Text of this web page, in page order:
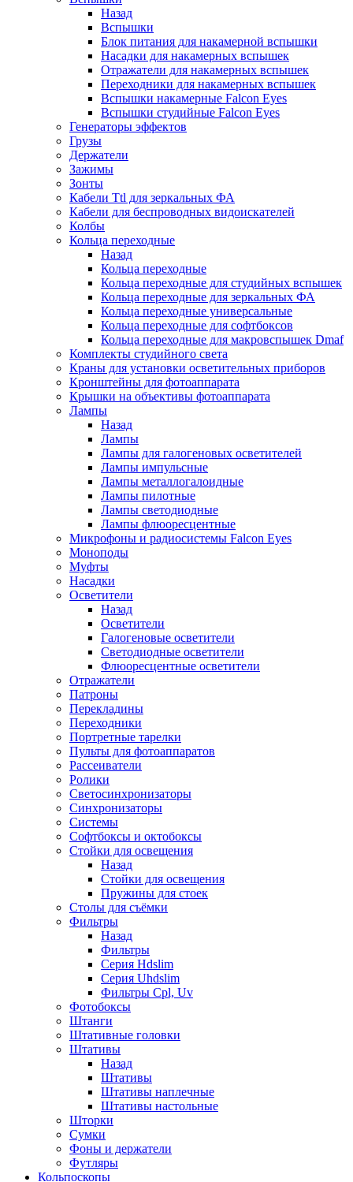
Назад
Вспышки
Блок питания для накамерной вспышки
Насадки для накамерных вспышек
Отражатели для накамерных вспышек
Переходники для накамерных вспышек
Вспышки накамерные Falcon Eyes
Вспышки студийные Falcon Eyes
Генераторы эффектов
Грузы
Держатели
Зажимы
Зонты
Кабели Ttl для зеркальных ФА
Кабели для беспроводных видоискателей
Колбы
Кольца переходные
Назад
Кольца переходные
Кольца переходные для студийных вспышек
Кольца переходные для зеркальных ФА
Кольца переходные универсальные
Кольца переходные для софтбоксов
Кольца переходные для макровспышек Dmaf
Комплекты студийного света
Краны для установки осветительных приборов
Кронштейны для фотоаппарата
Крышки на объективы фотоаппарата
Лампы
Назад
Лампы
Лампы для галогеновых осветителей
Лампы импульсные
Лампы металлогалоидные
Лампы пилотные
Лампы светодиодные
Лампы флюоресцентные
Микрофоны и радиосистемы Falcon Eyes
Моноподы
Муфты
Насадки
Осветители
Назад
Осветители
Галогеновые осветители
Светодиодные осветители
Флюоресцентные осветители
Отражатели
Патроны
Перекладины
Переходники
Портретные тарелки
Пульты для фотоаппаратов
Рассеиватели
Ролики
Светосинхронизаторы
Синхронизаторы
Системы
Софтбоксы и октобоксы
Стойки для освещения
Назад
Стойки для освещения
Пружины для стоек
Столы для съёмки
Фильтры
Назад
Фильтры
Серия Hdslim
Серия Uhdslim
Фильтры Cpl, Uv
Фотобоксы
Штанги
Штативные головки
Штативы
Назад
Штативы
Штативы наплечные
Штативы настольные
Шторки
Сумки
Фоны и держатели
Футляры
Кольпоскопы